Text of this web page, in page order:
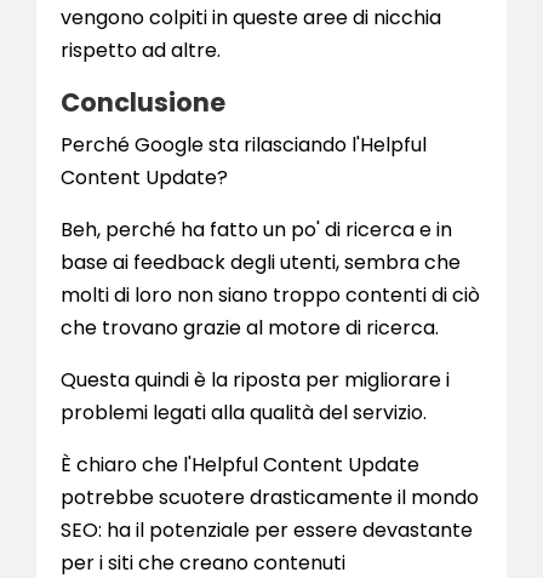
vengono colpiti in queste aree di nicchia
rispetto ad altre.
Conclusione
Perché Google sta rilasciando l'Helpful
Content Update?
Beh, perché ha fatto un po' di ricerca e in
base ai feedback degli utenti, sembra che
molti di loro non siano troppo contenti di ciò
che trovano grazie al motore di ricerca.
Questa quindi è la riposta per migliorare i
problemi legati alla qualità del servizio.
È chiaro che l'Helpful Content Update
potrebbe scuotere drasticamente il mondo
SEO: ha il potenziale per essere devastante
per i siti che creano contenuti